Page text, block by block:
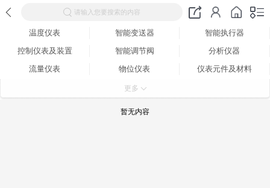
请输入您要搜索的内容
温度仪表 智能变送器
智能执行器
控制仪表及装置
智能调节阀
分析仪器
流量仪表
物位仪表
仪表元件及材料
更多
暂无内容